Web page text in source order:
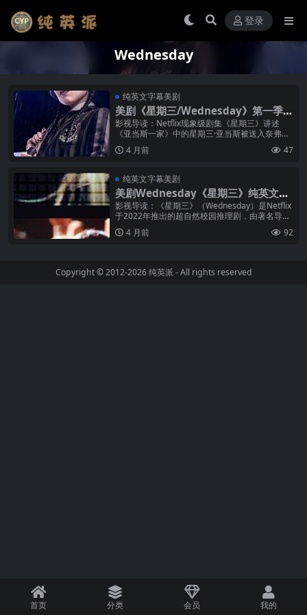
登录
Wednesday
纯英文字幕美剧
美剧《星期三/Wednesday》第一季纯
英文字幕MP4下载
影视导读：Netflix现象级剧集《星期三》讲述
《亚当斯一家》中的星期三·亚当斯被送入奈弗摩
尔学院就读后的故事——在那里，她一边破解镇
上古老的谜团，一边应对全新...
4 月前 47
纯英文字幕美剧
美剧Wednesday《星期三》纯英文字
幕MP4下载
影视导读：《星期三》（Wednesday）是Netflix
于2022年推出的超自然校园推理剧，由著名导演
Tim Burton首次执掌剧集导筒。故事改编自《亚
当斯...4 月前 92
Copyright © 2012-2026纯英派 - All rights reserved
首页 分类 会员 我的